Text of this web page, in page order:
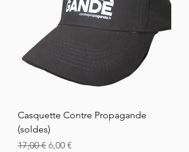
Casquette Contre Propagande
(soldes)
Vanlig pris
17,00 € Salgspris
6,00 €